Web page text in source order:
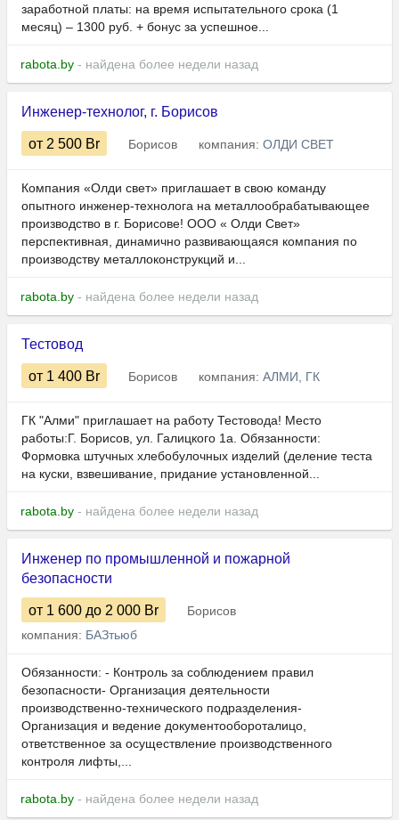
заработной платы: на время испытательного срока (1
месяц) – 1300 руб. + бонус за успешное...
rabota.by - найдена более недели назад
Инженер-технолог, г. Борисов
от 2 500 Br Борисов компания: ОЛДИ СВЕТ
Компания «Олди свет» приглашает в свою команду
опытного инженер-технолога на металлообрабатывающее
производство в г. Борисове! ООО « Олди Свет»
перспективная, динамично развивающаяся компания по
производству металлоконструкций и...
rabota.by - найдена более недели назад
Тестовод
от 1 400 Br Борисов компания: АЛМИ, ГК
ГК "Алми" приглашает на работу Тестовода! Место
работы:Г. Борисов, ул. Галицкого 1а. Обязанности:
Формовка штучных хлебобулочных изделий (деление теста
на куски, взвешивание, придание установленной...
rabota.by - найдена более недели назад
Инженер по промышленной и пожарной
безопасности
от 1 600 до 2 000 Br
Борисов
компания: БАЗтьюб
Обязанности: - Контроль за соблюдением правил
безопасности- Организация деятельности
производственно-технического подразделения-
Организация и ведение документообороталицо,
ответственное за осуществление производственного
контроля лифты,...
rabota.by - найдена более недели назад